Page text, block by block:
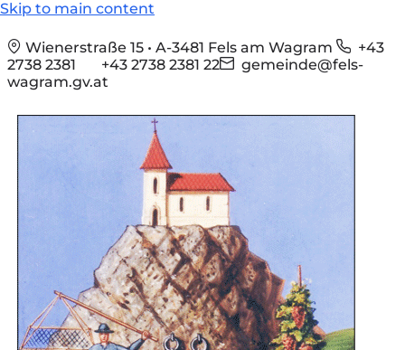
Skip to main content
Wienerstraße 15 • A-3481 Fels am Wagram
+43
2738 2381
+43 2738 2381 22
gemeinde@fels-
wagram.gv.at